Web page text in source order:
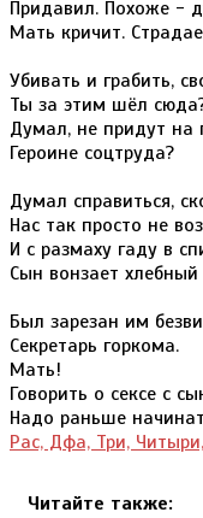
Придавил. Похоже -
Мать кричит.
Убивать и грабить,
Ты за этим шёл
Думал, не придут
Героине соцтруда?
Думал справиться,
Нас так просто не
И с размаху гаду в
Сын вонзает
Был зарезан им
Секретарь горкома.
Мать!
Говорить о сексе с
Надо раньше
Рас, Дфа, Три,
Читайте также: